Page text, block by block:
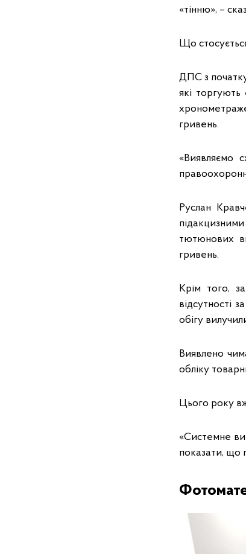
«тінню», –
Що
ДПС з
які
гривень.
«Виявляємо
Руслан
тютюнових
гривень.
Крім того,
відсутності
обігу
Виявлено
обліку
Цього року
«Системне
показати, що